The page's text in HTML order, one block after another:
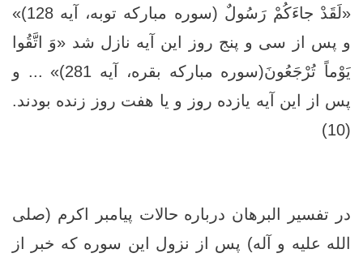
«لَقَدْ جاءَكُمْ رَسُولٌ (سوره مبارکه توبه، آیه 128)»
و پس از سى و پنج روز اين آيه نازل شد «وَ اتَّقُوا
يَوْماً تُرْجَعُونَ(سوره مبارکه بقره، آیه 281)» ... و
پس از اين آيه يازده روز و يا هفت روز زنده بودند.
(10)
در تفسیر البرهان درباره حالات پیامبر اکرم (صلی
الله علیه و آله) پس از نزول این سوره که خبر از